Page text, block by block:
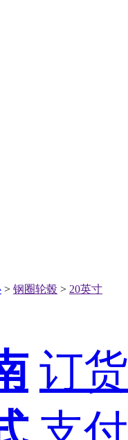
> 钢圈轮毂 > 20英寸
订